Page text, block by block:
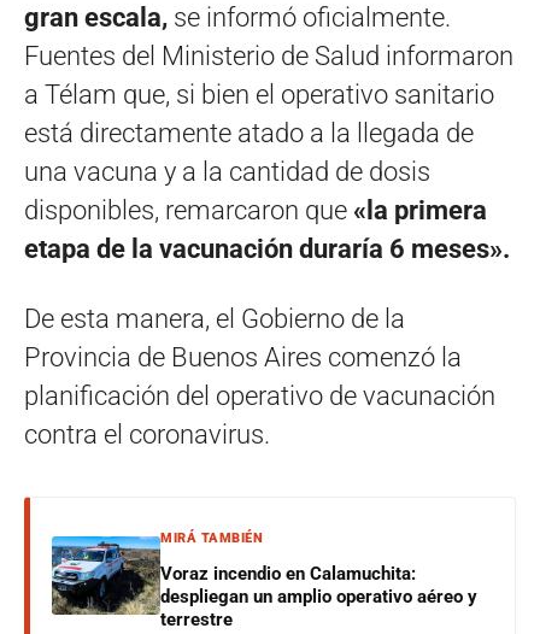
gran escala, se informó oficialmente.
Fuentes del Ministerio de Salud informaron
a Télam que, si bien el operativo sanitario
está directamente atado a la llegada de
una vacuna y a la cantidad de dosis
disponibles, remarcaron que «la primera
etapa de la vacunación duraría 6 meses».
De esta manera, el Gobierno de la
Provincia de Buenos Aires comenzó la
planificación del operativo de vacunación
contra el coronavirus.
MIRÁ TAMBIÉN
Voraz incendio en Calamuchita:
despliegan un amplio operativo aéreo y
terrestre